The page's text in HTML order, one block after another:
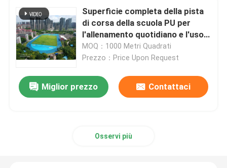
Pavimentazione di collegamento di pallacanestro
Stuoia di gomma della palestra
Superficie completa della pista
di corsa della scuola PU per
l'allenamento quotidiano e l'uso
sportivo giornaliero
MOQ：1000 Metri Quadrati
Prezzo：Price Upon Request
Miglior prezzo Contattaci
Osservi più